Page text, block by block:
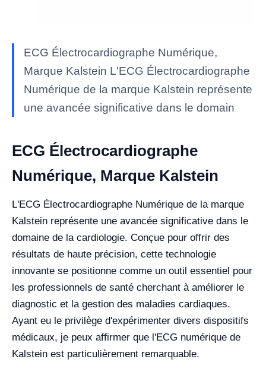
ECG Électrocardiographe Numérique,
Marque Kalstein L'ECG Électrocardiographe
Numérique de la marque Kalstein représente
une avancée significative dans le domain
ECG Électrocardiographe
Numérique, Marque Kalstein
L'ECG Électrocardiographe Numérique de la marque
Kalstein représente une avancée significative dans le
domaine de la cardiologie. Conçue pour offrir des
résultats de haute précision, cette technologie
innovante se positionne comme un outil essentiel pour
les professionnels de santé cherchant à améliorer le
diagnostic et la gestion des maladies cardiaques.
Ayant eu le privilège d'expérimenter divers dispositifs
médicaux, je peux affirmer que l'ECG numérique de
Kalstein est particulièrement remarquable.